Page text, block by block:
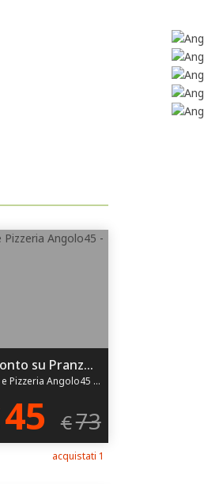
38% di Sconto su Pranzo di Stagione per 2!
Angolo45 - Ravenna (RA)
45 €73
acquistati 1